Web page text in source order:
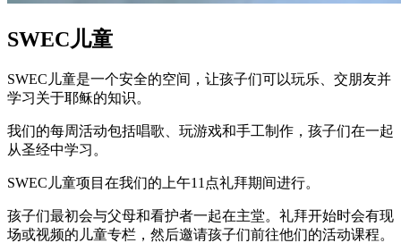
SWEC儿童
SWEC儿童是一个安全的空间，让孩子们可以玩乐、交朋友并
学习关于耶稣的知识。
我们的每周活动包括唱歌、玩游戏和手工制作，孩子们在一起
从圣经中学习。
SWEC儿童项目在我们的上午11点礼拜期间进行。
孩子们最初会与父母和看护者一起在主堂。礼拜开始时会有现
场或视频的儿童专栏，然后邀请孩子们前往他们的活动课程。